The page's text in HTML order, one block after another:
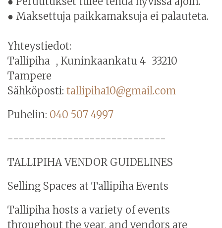
● Maksettuja paikkamaksuja ei palauteta.
Yhteystiedot:
Tallipiha , Kuninkaankatu 4 33210
Tampere
Sähköposti: tallipiha10@gmail.com
Puhelin: 040 507 4997
-----------------------------
TALLIPIHA VENDOR GUIDELINES
Selling Spaces at Tallipiha Events
Tallipiha hosts a variety of events
throughout the year, and vendors are